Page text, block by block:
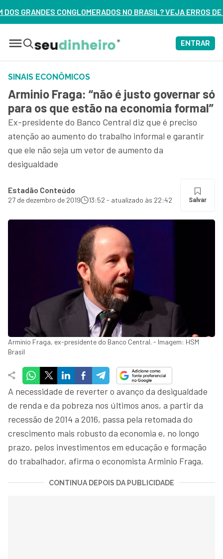
NO BRASIL? VEJA ERROS DE 3 DELES – ASSISTA AGORA
ENTRAR
SINAIS ECONÔMICOS
Arminio Fraga: “não é justo governar só
para os que estão na economia formal”
Ex-presidente do Banco Central diz que é preciso
atenção ao aumento do trabalho informal e garantir
que ele não seja um vetor de aumento da
desigualdade
Estadão Conteúdo
27 de dezembro de 2019 13:52 - atualizado às 22:42 Salvar
Arminio Fraga, ex-presidente do Banco Central. - Imagem: HSM
Brasil
A necessidade de reverter o avanço da desigualdade
de renda e da pobreza nos últimos anos, a partir da
recessão de 2014 a 2016, passa pela retomada do
crescimento mais robusto da economia e, no longo
prazo, pelos investimentos em educação e formação
do trabalhador, afirma o economista Arminio Fraga.
CONTINUA DEPOIS DA PUBLICIDADE